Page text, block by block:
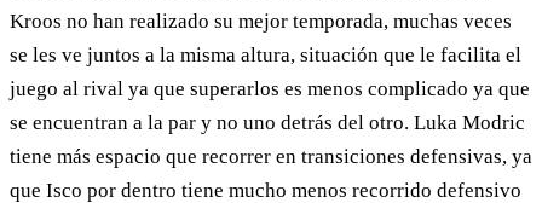
Kroos no han realizado su mejor temporada, muchas veces
se les ve juntos a la misma altura, situación que le facilita el
juego al rival ya que superarlos es menos complicado ya que
se encuentran a la par y no uno detrás del otro. Luka Modric
tiene más espacio que recorrer en transiciones defensivas, ya
que Isco por dentro tiene mucho menos recorrido defensivo